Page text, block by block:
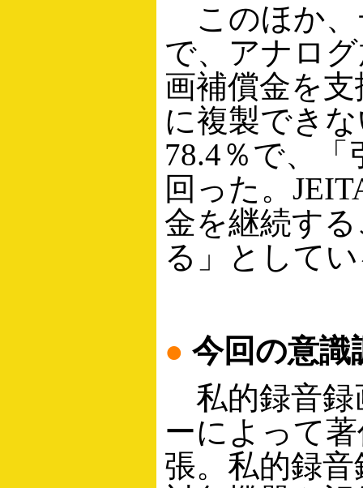
このほか、
で、アナロ
画補償金を
に複製でき
78.4％で、
回った。
金を継続す
る」として
● 今回の意識
私的録音録
ーによって
張。私的録